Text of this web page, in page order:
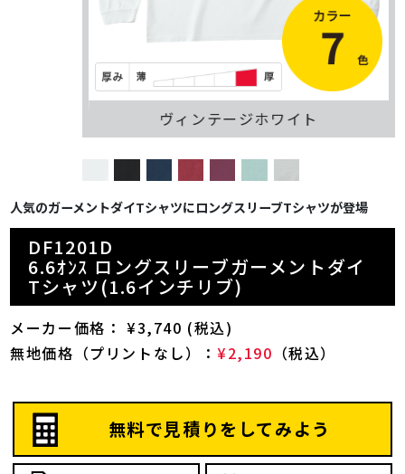
ヴィンテージホワイト
人気のガーメントダイTシャツにロングスリーブTシャツが登場
DF1201D
6.6ｵﾝｽ ロングスリーブガーメントダイ
Tシャツ(1.6インチリブ)
メーカー価格： ¥3,740 (税込)
無地価格（プリントなし）： ¥2,190 （税込）
無料で見積りをしてみよう